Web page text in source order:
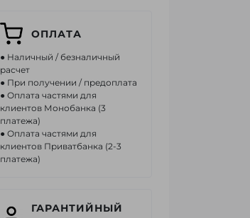
ОПЛАТА
● Наличный / безналичный
расчет
● При получении / предоплата
● Оплата частями для
клиентов Монобанка (3
платежа)
● Оплата частями для
клиентов Приватбанка (2-3
платежа)
ГАРАНТИЙНЫЙ